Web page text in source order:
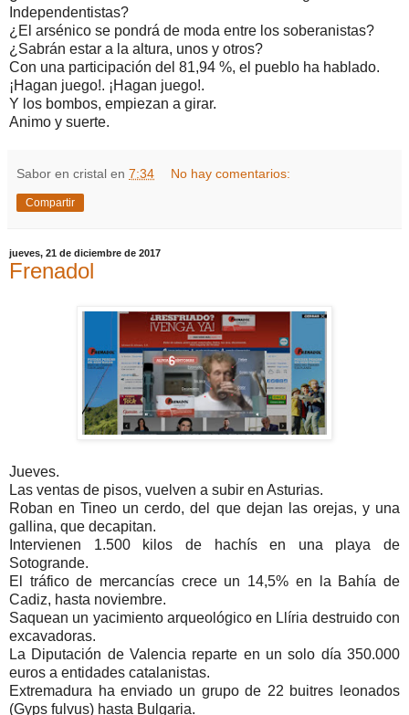
Independentistas?
¿El arsénico se pondrá de moda entre los soberanistas?
¿Sabrán estar a la altura, unos y otros?
Con una participación del 81,94 %, el pueblo ha hablado.
¡Hagan juego!. ¡Hagan juego!.
Y los bombos, empiezan a girar.
Animo y suerte.
Sabor en cristal en 7:34 No hay comentarios:
Compartir
jueves, 21 de diciembre de 2017
Frenadol
Jueves.
Las ventas de pisos, vuelven a subir en Asturias.
Roban en Tineo un cerdo, del que dejan las orejas, y una
gallina, que decapitan.
Intervienen 1.500 kilos de hachís en una playa de
Sotogrande.
El tráfico de mercancías crece un 14,5% en la Bahía de
Cadiz, hasta noviembre.
Saquean un yacimiento arqueológico en Llíria destruido con
excavadoras.
La Diputación de Valencia reparte en un solo día 350.000
euros a entidades catalanistas.
Extremadura ha enviado un grupo de 22 buitres leonados
(Gyps fulvus) hasta Bulgaria.